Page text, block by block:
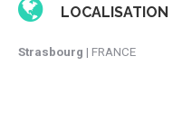
LOCALISATION
Strasbourg | FRANCE